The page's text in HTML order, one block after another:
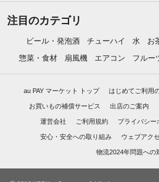
注目のカテゴリ
ビール・発泡酒 チューハイ 水 お
惣菜・食材
扇風機 エアコン フルー
au PAY マーケット トップ はじめてご利用
お買いもの補償サービス 出店のご案内
運営会社 ご利用規約 プライバシー
安心・安全への取り組み ウェブアク
物流2024年問題への